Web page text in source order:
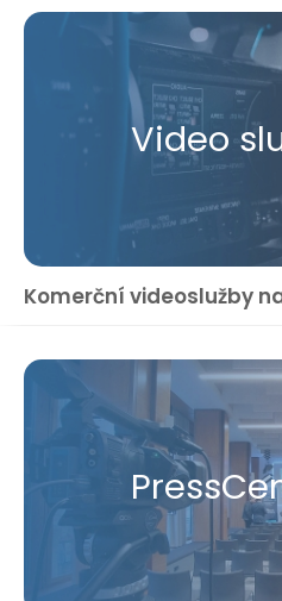
Video
Komerční videoslužby